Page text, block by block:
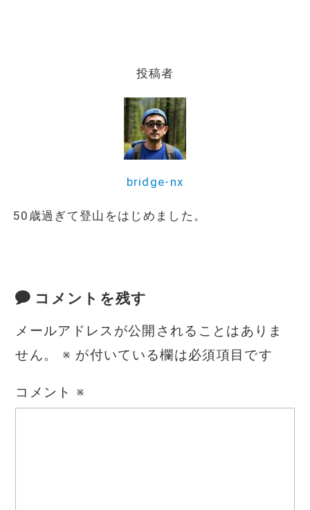
a
投稿者
bridge-nx
50歳過ぎて登山をはじめました。
コメントを残す
メールアドレスが公開されることはありま
せん。
※ が付いている欄は必須項目です
コメント ※